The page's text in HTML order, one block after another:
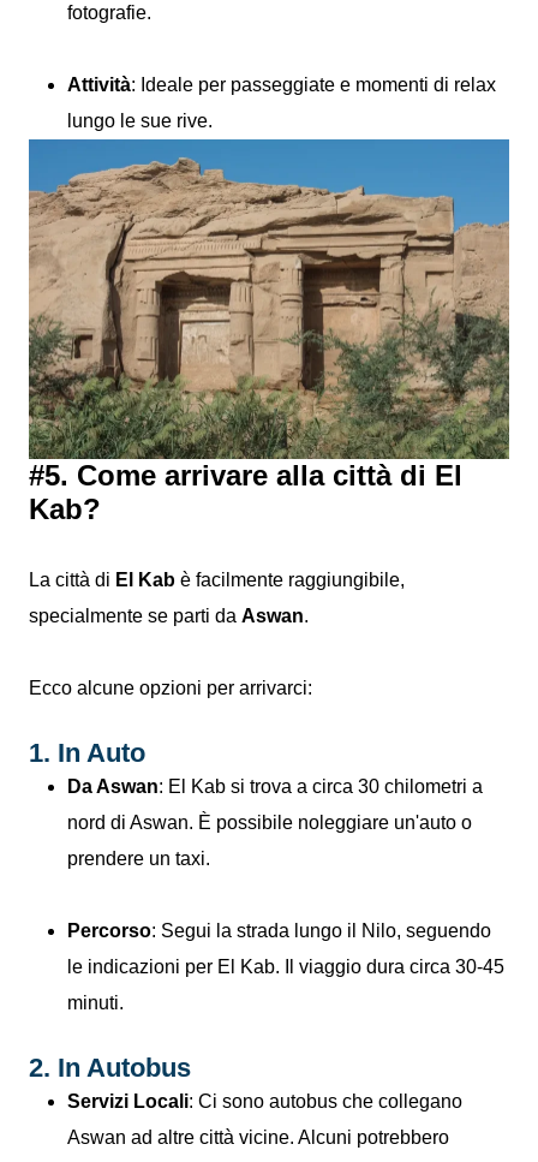
fotografie.
Attività: Ideale per passeggiate e momenti di relax
lungo le sue rive.
#5. Come arrivare alla città di El
Kab?
La città di El Kab è facilmente raggiungibile,
specialmente se parti da Aswan.
Ecco alcune opzioni per arrivarci:
1. In Auto
Da Aswan: El Kab si trova a circa 30 chilometri a
nord di Aswan. È possibile noleggiare un'auto o
prendere un taxi.
Percorso: Segui la strada lungo il Nilo, seguendo
le indicazioni per El Kab. Il viaggio dura circa 30-45
minuti.
2. In Autobus
Servizi Locali: Ci sono autobus che collegano
Aswan ad altre città vicine. Alcuni potrebbero